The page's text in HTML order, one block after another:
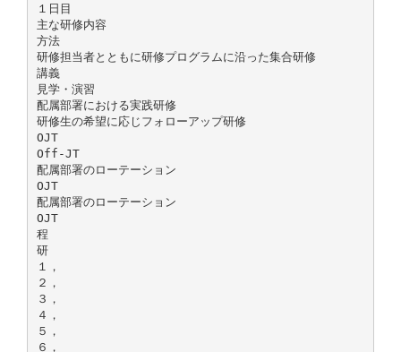
１日目
主な研修内容
方法
研修担当者とともに研修プログラムに沿った集合研修
講義
見学・演習
配属部署における実践研修
研修生の希望に応じフォローアップ研修
OJT
Off-JT
配属部署のローテーション
OJT
配属部署のローテーション
OJT
程
研
１，
２，
３，
４，
５，
６，